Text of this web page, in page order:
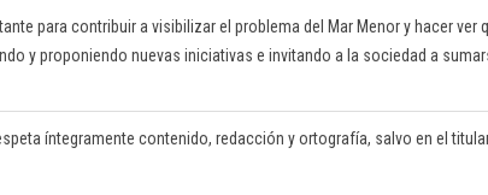
para contribuir a visibilizar el problema del Mar Menor y hacer
y proponiendo nuevas iniciativas e invitando a la sociedad a
íntegramente contenido, redacción y ortografía, salvo en el